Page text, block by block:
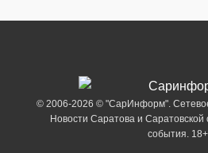
© 2006-2026 © "СарИнформ".
Новости Саратова и Саратовской
события. 18+